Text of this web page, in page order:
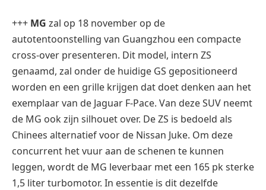
+++ MG zal op 18 november op de
autotentoonstelling van Guangzhou een compacte
cross-over presenteren. Dit model, intern ZS
genaamd, zal onder de huidige GS gepositioneerd
worden en een grille krijgen dat doet denken aan het
exemplaar van de Jaguar F-Pace. Van deze SUV neemt
de MG ook zijn silhouet over. De ZS is bedoeld als
Chinees alternatief voor de Nissan Juke. Om deze
concurrent het vuur aan de schenen te kunnen
leggen, wordt de MG leverbaar met een 165 pk sterke
1,5 liter turbomotor. In essentie is dit dezelfde